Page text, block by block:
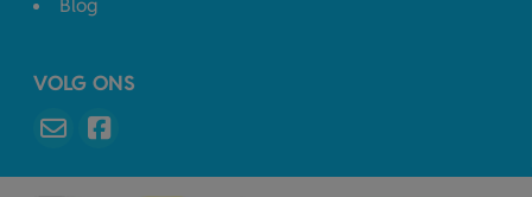
Blog
VOLG ONS